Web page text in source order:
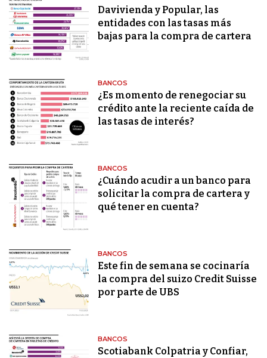
Davivienda y Popular, las
entidades con las tasas más
bajas para la compra de cartera
BANCOS
¿Es momento de renegociar su
crédito ante la reciente caída de
las tasas de interés?
BANCOS
¿Cuándo acudir a un banco para
solicitar la compra de cartera y
qué tener en cuenta?
BANCOS
Este fin de semana se cocinaría
la compra del suizo Credit Suisse
por parte de UBS
BANCOS
Scotiabank Colpatria y Confiar,